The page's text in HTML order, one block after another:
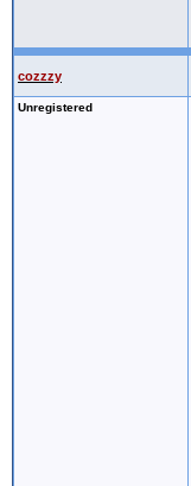
cozzzy
Unregistered